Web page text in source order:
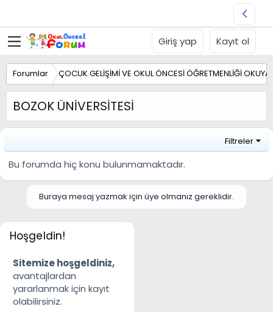
Giriş yap Kayıt ol
Forumlar ÇOCUK GELİŞİMİ VE OKUL ÖNCESİ ÖĞRETMENLİĞİ
BOZOK ÜNİVERSİTESİ
Filtreler
Bu forumda hiç konu bulunmamaktadır.
Buraya mesaj yazmak için üye olmanız gereklidir.
Hoşgeldin!
Sitemize hoşgeldiniz,
avantajlardan
yararlanmak için kayıt
olabilirsiniz.